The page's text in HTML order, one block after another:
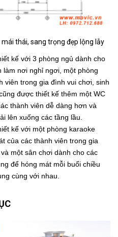
thái, sang trọng đẹp lộng lẫy
kế với 3 phòng ngủ dành cho
làm nơi nghỉ ngơi, một phòng
viên trong gia đình vui chơi, sinh
được thiết kế thêm một WC
thành viên dễ dàng hơn và
lên xuống các tầng lầu.
kế với một phòng karaoke
của các thành viên trong gia
một sân chơi dành cho các
để hóng mát mỗi buổi chiều
cùng với nhau.